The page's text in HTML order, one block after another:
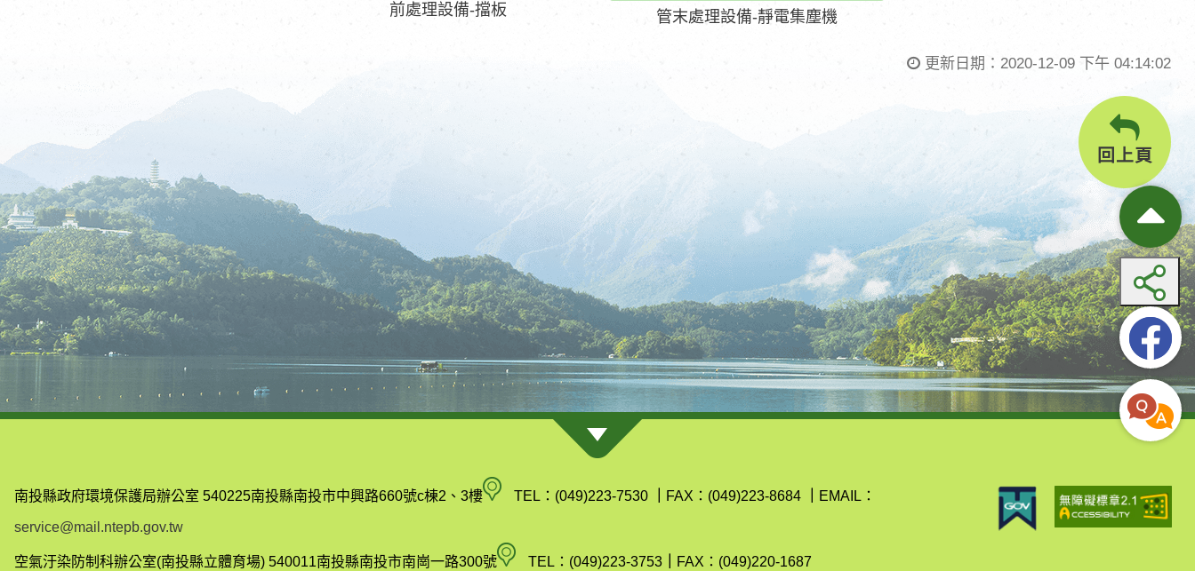
前處理設備-擋板 管末處理設備-靜電集塵機
更新日期： 2020-12-09 下午 04:14:02
回上頁
南投縣政府環境保護局辦公室 540225南投縣南投市中興路660號c棟2、3樓南
縣
TEL：(049)223-7530 FAX：(049)223-8684 EMAIL：
service@mail.ntepb.gov.tw
空氣汙染防制科辦公室(南投縣立體育場) 540011南投縣南投市南崗一路300號空 TEL：(049)223-3753 FAX：(049)220-1687